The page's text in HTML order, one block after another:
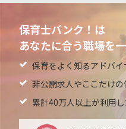
保育士バンク！は
あなたに合う職場を
保育をよく知るアドバ
非公開求人やここだけ
累計40万人以上が利用